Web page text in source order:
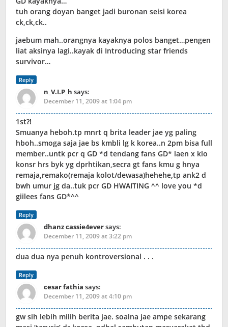
tuh orang doyan banget jadi buronan seisi korea
ck,ck,ck..
jaebum mah..orangnya kayaknya polos banget…pengen
liat aksinya lagi..kayak di Introducing star friends
survivor…
Reply
n_V.I.P_h says:
December 11, 2009 at 1:04 pm
1st?!
Smuanya heboh.tp mnrt q brita leader jae yg paling
hboh..smoga saja jae bs kmbli lg k korea..n 2pm bisa full
member..untk pcr q GD *d tendang fans GD* laen x klo
konsr hrs byk yg dprhtikan,secra gt fans kmu g hnya
remaja,remako(remaja kolot/dewasa)hehehe,tp ank2 d
bwh umur jg da..tuk pcr GD HWAITING ^^ love you *d
giilees fans GD*^^
Reply
dhanz cassie4eversays:
December 11, 2009 at 3:22 pm
dua dua nya penuh kontroversional . . .
Reply
cesar fathia says:
December 11, 2009 at 4:10 pm
gw sih lebih milih berita jae. soalna jae ampe sekarang